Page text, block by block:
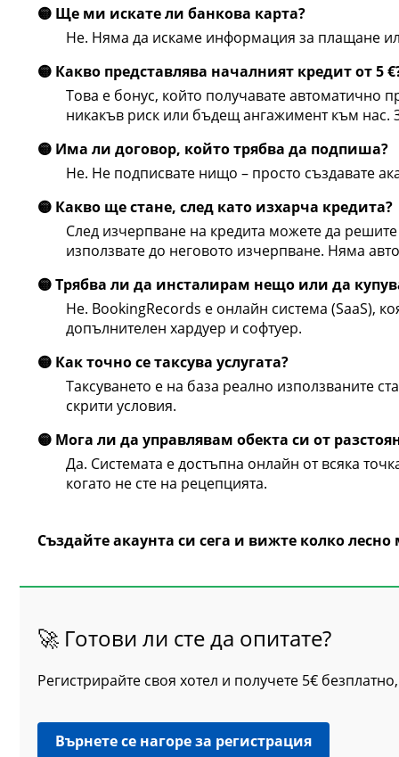
🟡 Ще ми искате ли банкова карта?
Не. Няма да искаме информация за плащане
🟡 Какво представлява началният кредит от 5
Това е бонус, който получавате автоматично
никакъв риск или бъдещ ангажимент към нас.
🟡 Има ли договор, който трябва да подпиша?
Не. Не подписвате нищо – просто създавате
🟡 Какво ще стане, след като изхарча кредита?
След изчерпване на кредита можете да
използвате до неговото изчерпване. Няма
🟡 Трябва ли да инсталирам нещо или да
Не. BookingRecords е онлайн система (SaaS),
допълнителен хардуер и софтуер.
🟡 Как точно се таксува услугата?
Таксуването е на база реално използваните
скрити условия.
🟡 Мога ли да управлявам обекта си от
Да. Системата е достъпна онлайн от всяка
когато не сте на рецепцията.
Създайте акаунта си сега и вижте колко
🚀 Готови ли сте да опитате?
Регистрирайте своя хотел и получете 5€
Върнете се нагоре за регистрация